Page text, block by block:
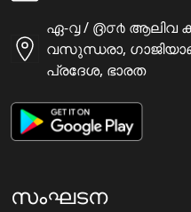
ഏ-൮ / ൫൦൪ ആലിവ
വസുന്ധരാ,
പ്രദേശ, ഭാരത
സംഘടന